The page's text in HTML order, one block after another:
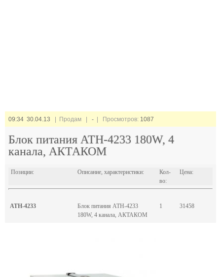
09:34 30.04.13 | Продам | - | Просмотров: 1087
Блок питания АТН-4233 180W, 4
канала, АКТАКОМ
Позиции: Описание, характеристики:
Кол-
во:
Цена:
АТН-4233
Блок питания АТН-4233
180W, 4 канала, АКТАКОМ
1 31458